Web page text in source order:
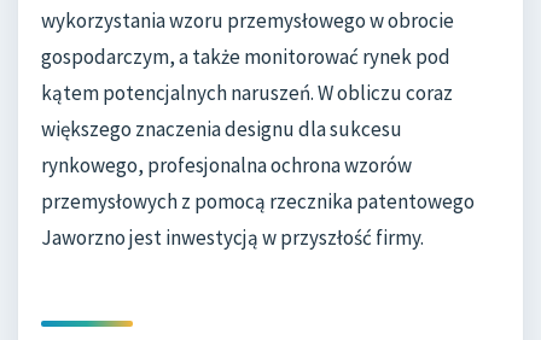
wykorzystania wzoru przemysłowego w obrocie
gospodarczym, a także monitorować rynek pod
kątem potencjalnych naruszeń. W obliczu coraz
większego znaczenia designu dla sukcesu
rynkowego, profesjonalna ochrona wzorów
przemysłowych z pomocą rzecznika patentowego
Jaworzno jest inwestycją w przyszłość firmy.